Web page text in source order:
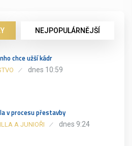
NEJPOPULÁRNĚJŠÍ
chce užší kádr
dnes 10:59
v procesu přestavby
A JUNIOŘI dnes 9:24